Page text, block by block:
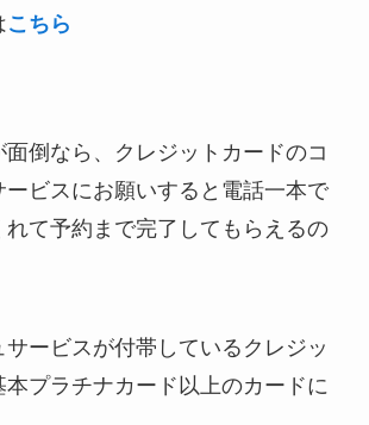
こちら
倒なら、クレジットカードのコ
ービスにお願いすると電話一本で
れて予約まで完了してもらえるの
サービスが付帯しているクレジッ
本プラチナカード以上のカードに